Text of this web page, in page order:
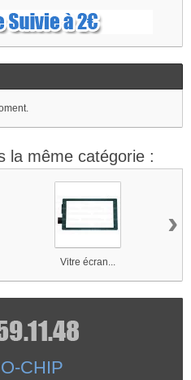
la même catégorie :
Vitre écran...
›
CHIP